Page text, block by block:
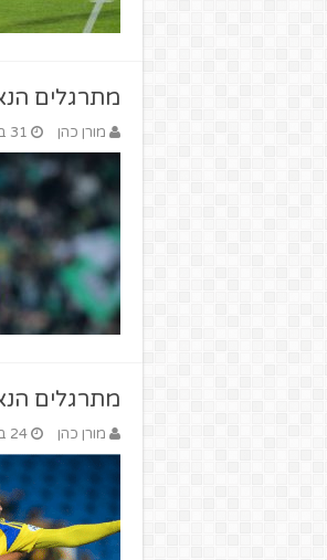
מתרגלים הנאת
מורן כהן 31 בינואר 2017
מתרגלים הנאת
מורן כהן 24 בינואר 2017